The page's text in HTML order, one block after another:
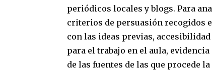
periódicos locales y blogs. Para
criterios de persuasión recogidos
con las ideas previas,
para el trabajo en el aula,
de las fuentes de las que procede